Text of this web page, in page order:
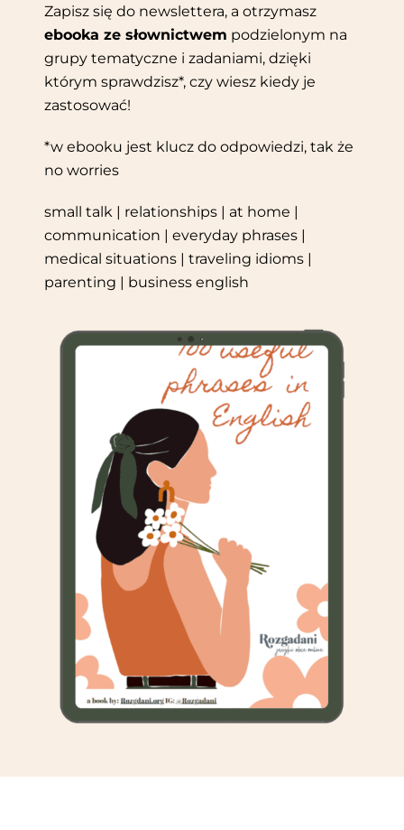
Zapisz się do newslettera, a otrzymasz
ebooka ze słownictwem podzielonym na
grupy tematyczne i zadaniami, dzięki
którym sprawdzisz*, czy wiesz kiedy je
zastosować!
*w ebooku jest klucz do odpowiedzi, tak że
no worries
small talk | relationships | at home |
communication | everyday phrases |
medical situations | traveling idioms |
parenting | business english